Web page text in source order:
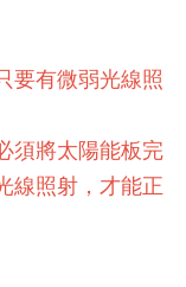
要有微弱光線照
須將太陽能板完
線照射，才能正